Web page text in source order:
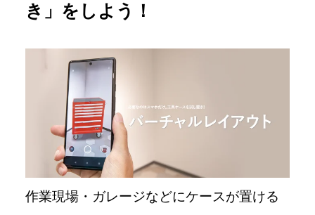
き」をしよう！
作業現場・ガレージなどにケースが置ける